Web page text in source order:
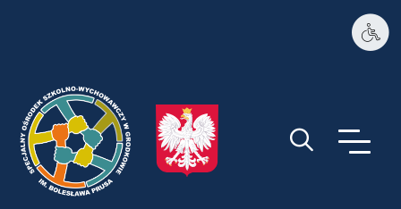
PSP1 w Ozimku